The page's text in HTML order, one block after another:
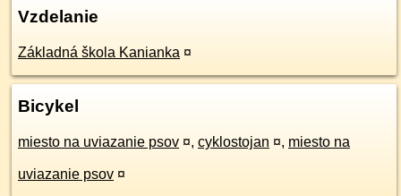
Vzdelanie
Základná škola Kanianka ¤
Bicykel
miesto na uviazanie psov ¤, cyklostojan ¤, miesto na
uviazanie psov ¤